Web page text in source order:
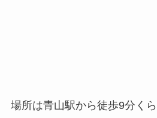
場所は青山駅から徒歩9分くら